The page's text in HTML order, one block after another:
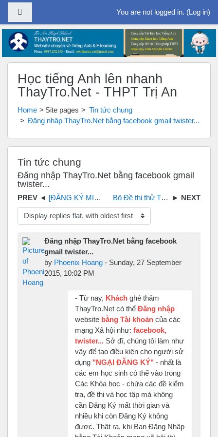
Skip to main content
You are not logged in. (Log in)
Học tiếng Anh lên nhanh
ThayTro.Net - THPT Trị An
Home Site pages
Tin tức chung
Đăng nhập ThayTro.Net bằng facebook gmail twister...
Tin tức chung
Đăng nhập ThayTro.Net bằng facebook gmail
twister...
[ĐĂNG KÝ MIỄN PHÍ]Thi thử Khóa học giải đề THPT Quốc gia môn Tiếng Anh Online Book 1 Bộ Đề thi thử THPT QG 2018 môn Tiếng Anh
Display mode
Đăng nhập ThayTro.Net bằng facebook
gmail twister...
by Phoenix Hoang - Sunday, 27 September
2015, 10:02 PM
- Từ nay, Khách ghé thăm
ThayTro.Net có thể Đăng nhập
website bằng Tài khoản của các
mạng Xã hội như: facebook,
twister... Sở dĩ, chúng tôi làm như
vậy để tạo điều kiện cho người sử
dụng "NGẠI ĐĂNG KÝ" - nhất là
các em học sinh có thể vào trong
Các Khóa học - chứa các đề kiểm
tra, đề thi và học tập mà không
cần Đăng Ký mất thời gian và
nhiều khi còn Đăng Ký không
được. Thật ra, khi Bạn Đăng Nhập